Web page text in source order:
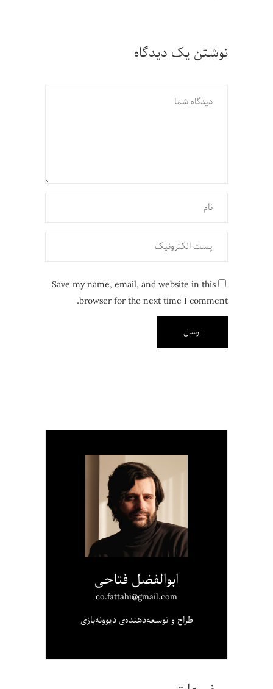
نوشتن یک دیدگاه
Save my name, email, and website in this
browser for the next time I comment.
ابوالفضل فتاحی
co.fattahi@gmail.com
طراح و توسعه‌دهنده‌ی دیوونه‌بازی